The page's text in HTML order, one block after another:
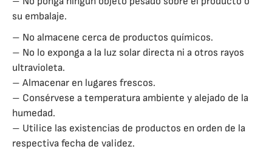
su embalaje.
– No almacene cerca de productos químicos.
– No lo exponga a la luz solar directa ni a otros rayos
ultravioleta.
– Almacenar en lugares frescos.
– Consérvese a temperatura ambiente y alejado de la
humedad.
– Utilice las existencias de productos en orden de la
respectiva fecha de validez.